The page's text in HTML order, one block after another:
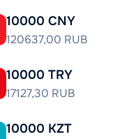
10000 CNY
120637,00 RUB
10000 TRY
17127,30 RUB
10000 KZT